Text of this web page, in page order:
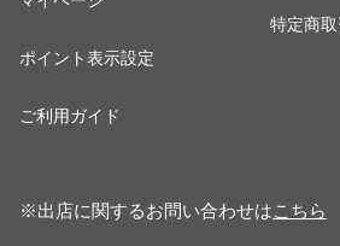
ポイント表示設定
ご利用ガイド
特定商
※出店に関するお問い合わせはこちら